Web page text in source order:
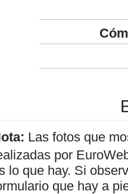
Las fotos que
por
lo que hay. Si
que hay a